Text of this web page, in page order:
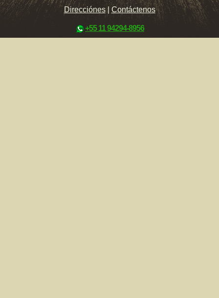
Direcciónes| Contáctenos
+55 11 94294-8956